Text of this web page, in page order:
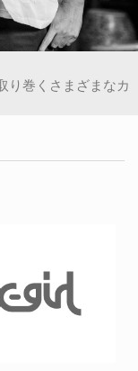
り巻くさまざまなカ